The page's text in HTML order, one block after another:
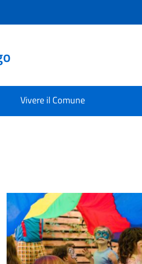
Vivere il Comune